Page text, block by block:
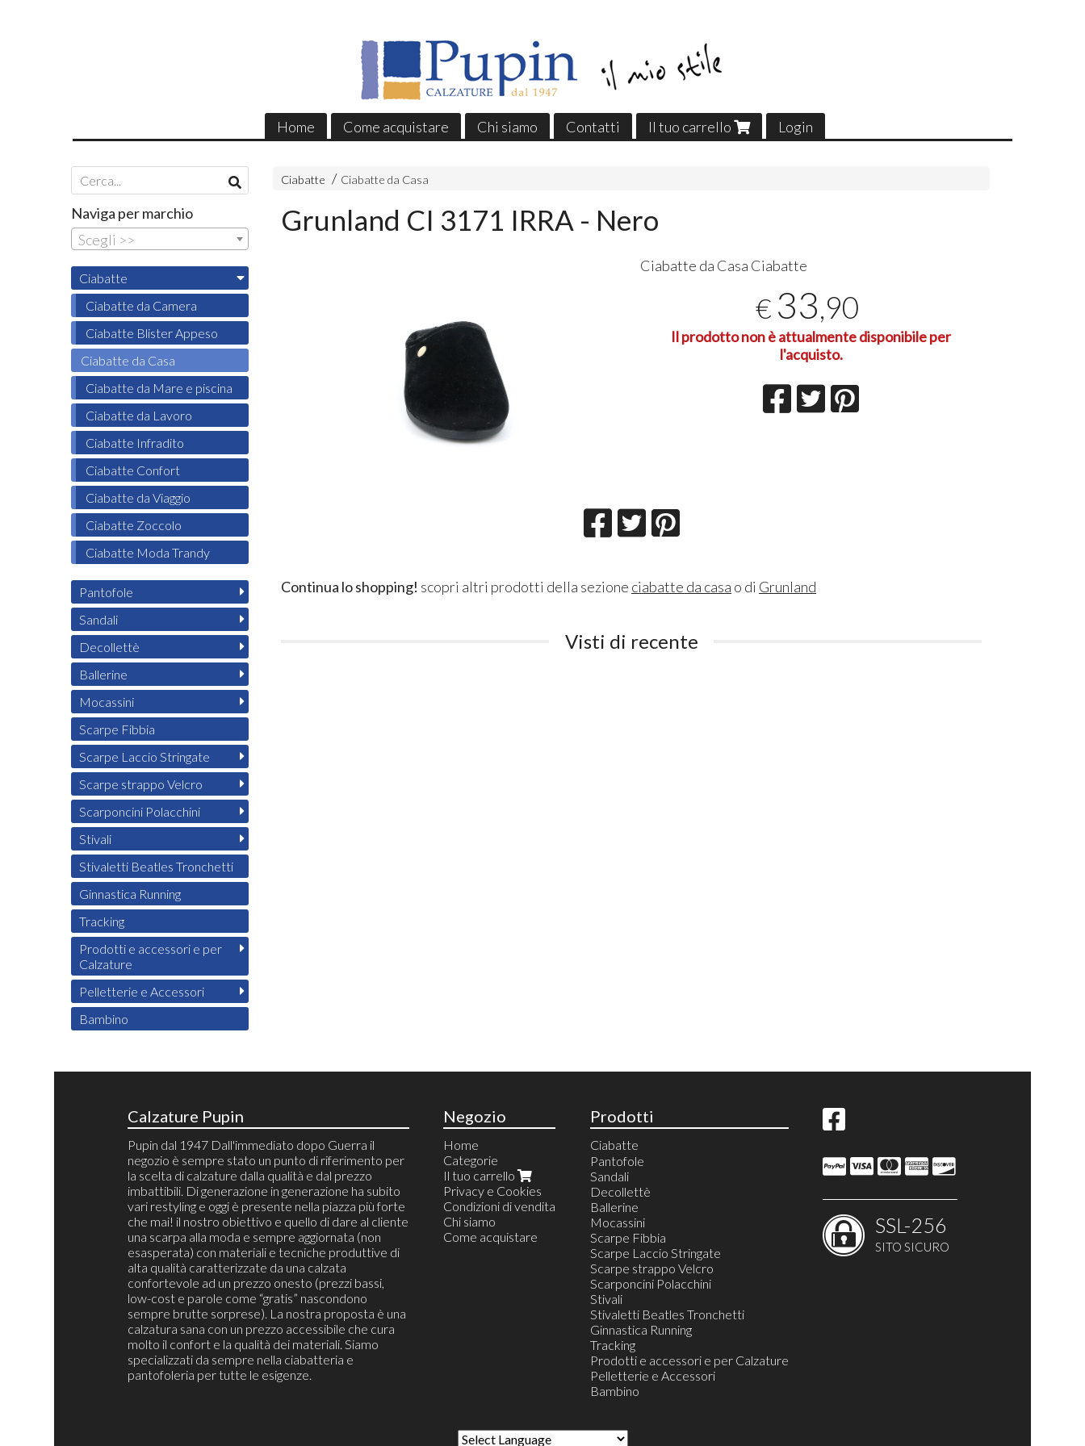
Home Come acquistare Chi siamo Contatti Il tuo carrello Login
Ciabatte Ciabatte da Casa
Grunland CI 3171 IRRA - Nero
Ciabatte da Casa Ciabatte
€ 33,90
Il prodotto non è attualmente disponibile per
l'acquisto.
Continua lo shopping! scopri altri prodotti della sezione ciabatte da casa o di Grunland
Visti di recente
Naviga per marchio
Scegli >>
Ciabatte
Ciabatte da Camera
Ciabatte Blister Appeso
Ciabatte da Casa
Ciabatte da Mare e piscina
Ciabatte da Lavoro
Ciabatte Infradito
Ciabatte Confort
Ciabatte da Viaggio
Ciabatte Zoccolo
Ciabatte Moda Trandy
Pantofole
Sandali
Decollettè
Ballerine
Mocassini
Scarpe Fibbia
Scarpe Laccio Stringate
Scarpe strappo Velcro
Scarponcini Polacchini
Stivali
Stivaletti Beatles Tronchetti
Ginnastica Running
Tracking
Prodotti e accessori e per
Calzature
Pelletterie e Accessori
Bambino
Calzature Pupin
Pupin dal 1947 Dall'immediato dopo Guerra il
negozio è sempre stato un punto di riferimento per
la scelta di calzature dalla qualità e dal prezzo
imbattibili. Di generazione in generazione ha subito
vari restyling e oggi è presente nella piazza più forte
che mai! il nostro obiettivo e quello di dare al cliente
una scarpa alla moda e sempre aggiornata (non
esasperata) con materiali e tecniche produttive di
alta qualità caratterizzate da una calzata
confortevole ad un prezzo onesto (prezzi bassi,
low-cost e parole come “gratis” nascondono
sempre brutte sorprese). La nostra proposta è una
calzatura sana con un prezzo accessibile che cura
molto il confort e la qualità dei materiali. Siamo
specializzati da sempre nella ciabatteria e
pantofoleria per tutte le esigenze.
Negozio
Home
Categorie
Il tuo carrello
Privacy e Cookies
Condizioni di vendita
Chi siamo
Come acquistare
Prodotti
Ciabatte
Ciabatte da Camera
Ciabatte Blister Appeso
Ciabatte da Casa
Ciabatte da Mare e piscina
Ciabatte da Lavoro
Ciabatte Infradito
Ciabatte Confort
Ciabatte da Viaggio
Ciabatte Zoccolo
Ciabatte Moda Trandy
Pantofole
Sandali
Decollettè
Ballerine
Mocassini
Scarpe Fibbia
Scarpe Laccio Stringate
Scarpe strappo Velcro
Scarponcini Polacchini
Stivali
Stivaletti Beatles Tronchetti
Ginnastica Running
Tracking
Prodotti e accessori e per Calzature
Pelletterie e Accessori
Bambino
SSL-256
SITO SICURO